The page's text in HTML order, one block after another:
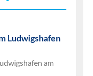
Ludwigshafen
am